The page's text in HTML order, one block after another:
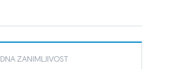
ZANIMLJIVOST